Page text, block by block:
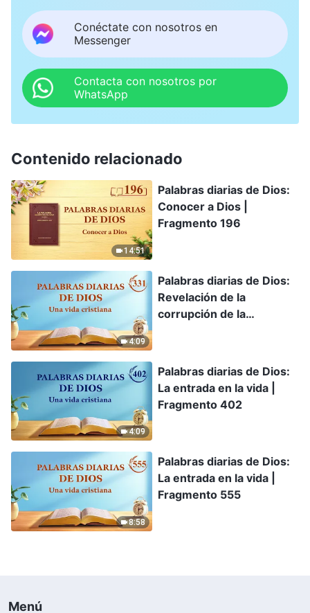
Conéctate con nosotros en
Messenger
Contacta con nosotros por
WhatsApp
Contenido relacionado
14:51
Palabras diarias de Dios:
Conocer a Dios |
Fragmento 196
4:09
Palabras diarias de Dios:
Revelación de la
corrupción de la
4:09
Palabras diarias de Dios:
La entrada en la vida |
Fragmento 402
8:58
Palabras diarias de Dios:
La entrada en la vida |
Fragmento 555
Menú